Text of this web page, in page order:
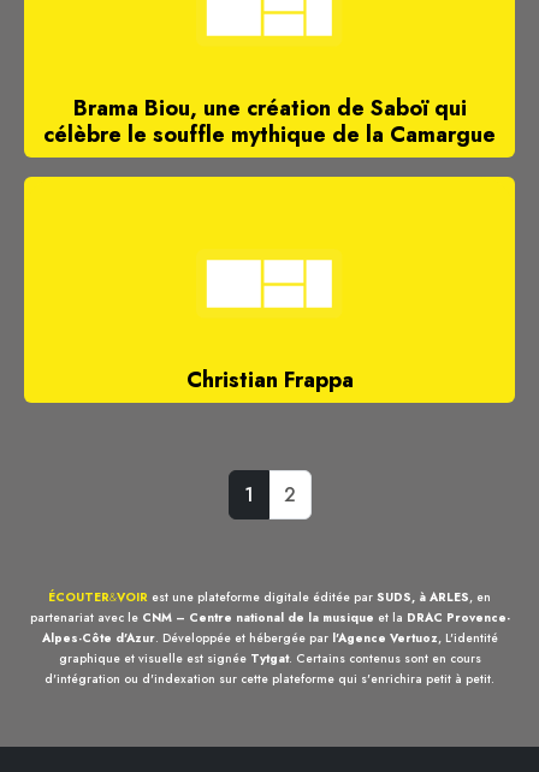
Brama Biou, une création de Saboï qui
célèbre le souffle mythique de la Camargue
Christian Frappa
1 2
ÉCOUTER&VOIR est une plateforme digitale éditée par SUDS, à ARLES, en
partenariat avec le CNM – Centre national de la musique et la DRAC Provence-
Alpes-Côte d'Azur. Développée et hébergée par l'Agence Vertuoz, L'identité
graphique et visuelle est signée Tytgat. Certains contenus sont en cours
d'intégration ou d'indexation sur cette plateforme qui s'enrichira petit à petit.